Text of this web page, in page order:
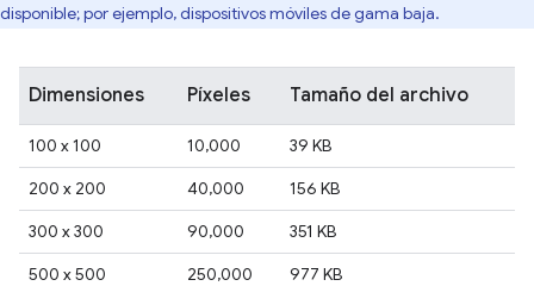
disponible; por ejemplo, dispositivos móviles de gama baja.
Dimensiones Píxeles Tamaño del archivo
100 x 100 10,000
39 KB
200 x 200
40,000
156 KB
300 x 300
90,000
351 KB
500 x 500
250,000
977 KB